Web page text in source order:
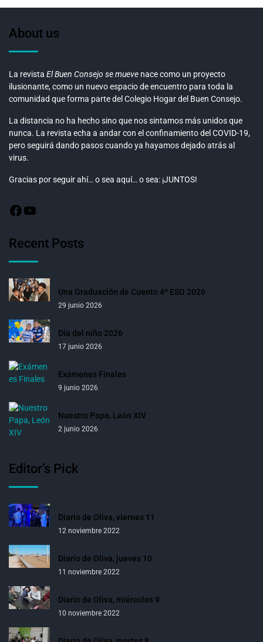
About us
La revista El Buen Consejo se mueve nace como un proyecto
ilusionante, como un nuevo espacio de encuentro para toda la
comunidad que forma parte del Colegio Hogar del Buen Consejo.
La distancia no ha hecho sino que nos sintamos más unidos que
nunca. La revista echa a andar con el confinamiento del COVID-19,
pero seguirá dando pasos cuando ya hayamos dejado atrás al
virus.
Gracias por seguir ahí… o sea aquí… o sea: ¡JUNTOS!
Recent Posts
Una Graduación de Cuento 4º ESO 2026
29 junio 2026
Día del niño 2026
17 junio 2026
Exámenes Finales
9 junio 2026
Nuestro Papa, León XIV
2 junio 2026
Editor’s Pick
Diario de Oliva, viernes 11
12 noviembre 2022
Diario de Oliva, jueves 10
11 noviembre 2022
Diario de Oliva, miércoles 9
10 noviembre 2022